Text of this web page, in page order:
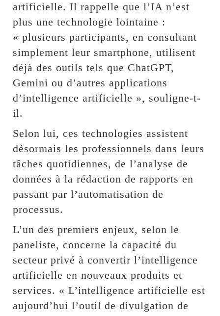
artificielle. Il rappelle que l’IA n’est
plus une technologie lointaine :
« plusieurs participants, en consultant
simplement leur smartphone, utilisent
déjà des outils tels que ChatGPT,
Gemini ou d’autres applications
d’intelligence artificielle », souligne-t-
il.
Selon lui, ces technologies assistent
désormais les professionnels dans leurs
tâches quotidiennes, de l’analyse de
données à la rédaction de rapports en
passant par l’automatisation de
processus.
L’un des premiers enjeux, selon le
paneliste, concerne la capacité du
secteur privé à convertir l’intelligence
artificielle en nouveaux produits et
services. « L’intelligence artificielle est
aujourd’hui l’outil de divulgation de